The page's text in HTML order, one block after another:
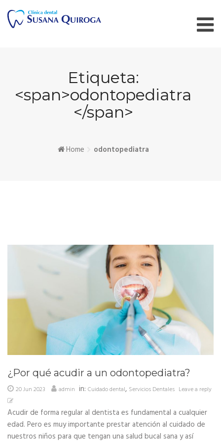
content
Etiqueta:
<span>odontopediatra
</span>
Home odontopediatra
¿Por qué acudir a un odontopediatra?
20 Jun 2023 admin in: Cuidado dental, Servicios Dentales Leave a reply
Acudir de forma regular al dentista es fundamental a cualquier
edad. Pero es muy importante prestar atención al cuidado de
nuestros niños para que tengan una salud bucal sana y así